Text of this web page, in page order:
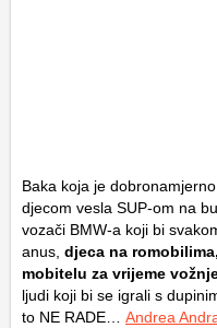
Baka koja je
djecom vesla SUP-om na
vozači BMW-a koji bi
anus, djeca na
mobitelu za vrijeme
ljudi koji bi se igrali s
to NE RADE… Andrea